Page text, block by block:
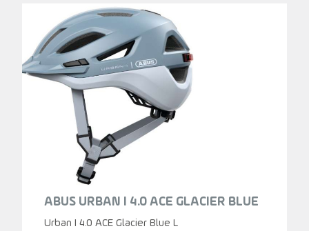
ABUS URBAN I 4.0 ACE GLACIER BLUE
Urban I 4.0 ACE Glacier Blue L